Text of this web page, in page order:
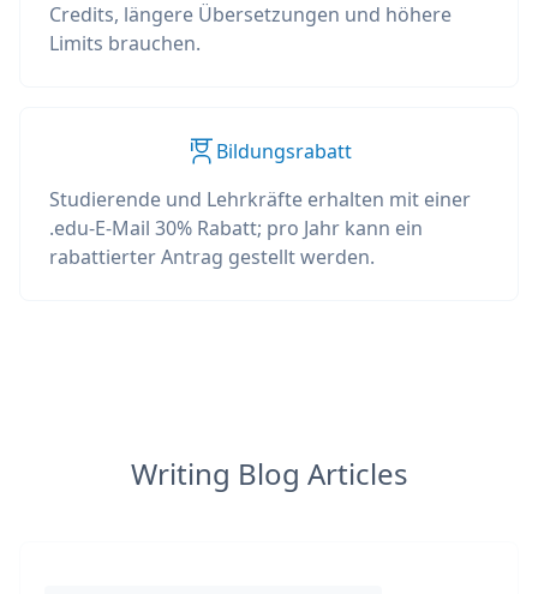
Credits, längere Übersetzungen und höhere
Limits brauchen.
Bildungsrabatt
Studierende und Lehrkräfte erhalten mit einer
.edu-E-Mail 30% Rabatt; pro Jahr kann ein
rabattierter Antrag gestellt werden.
Writing Blog Articles